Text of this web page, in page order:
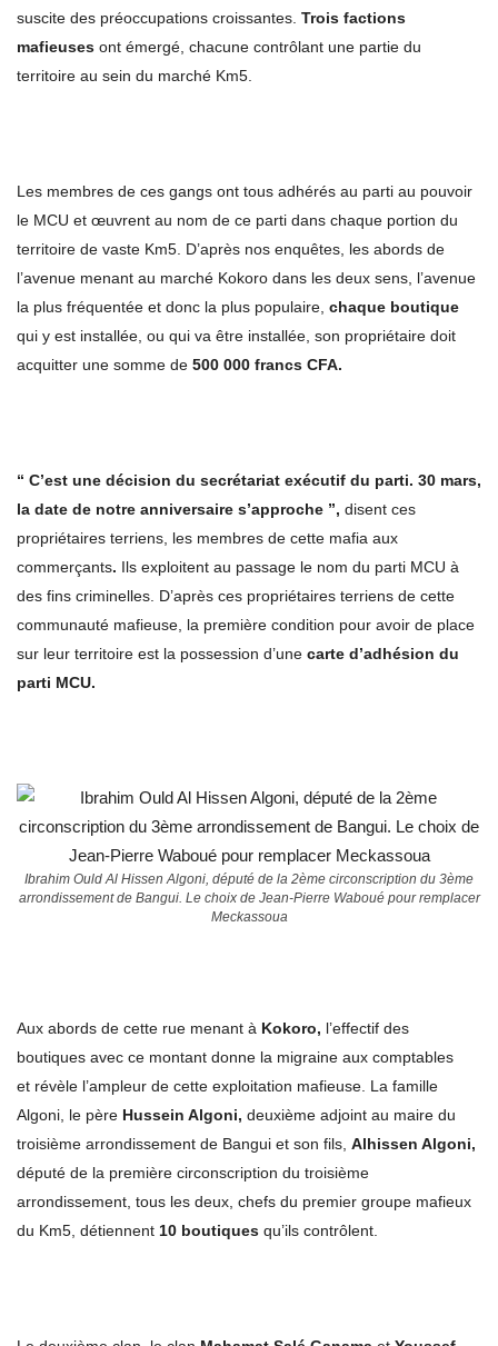
suscite des préoccupations croissantes. Trois factions
mafieuses ont émergé, chacune contrôlant une partie du
territoire au sein du marché Km5.
Les membres de ces gangs ont tous adhérés au parti au pouvoir
le MCU et œuvrent au nom de ce parti dans chaque portion du
territoire de vaste Km5. D’après nos enquêtes, les abords de
l’avenue menant au marché Kokoro dans les deux sens, l’avenue
la plus fréquentée et donc la plus populaire, chaque boutique
qui y est installée, ou qui va être installée, son propriétaire doit
acquitter une somme de 500 000 francs CFA.
“ C’est une décision du secrétariat exécutif du parti. 30 mars,
la date de notre anniversaire s’approche ”, disent ces
propriétaires terriens, les membres de cette mafia aux
commerçants. Ils exploitent au passage le nom du parti MCU à
des fins criminelles. D’après ces propriétaires terriens de cette
communauté mafieuse, la première condition pour avoir de place
sur leur territoire est la possession d’une carte d’adhésion du
parti MCU.
Ibrahim Ould Al Hissen Algoni, député de la 2ème circonscription du 3ème
arrondissement de Bangui. Le choix de Jean-Pierre Waboué pour remplacer
Meckassoua
Aux abords de cette rue menant à Kokoro, l’effectif des
boutiques avec ce montant donne la migraine aux comptables
et révèle l’ampleur de cette exploitation mafieuse. La famille
Algoni, le père Hussein Algoni, deuxième adjoint au maire du
troisième arrondissement de Bangui et son fils, Alhissen Algoni,
député de la première circonscription du troisième
arrondissement, tous les deux, chefs du premier groupe mafieux
du Km5, détiennent 10 boutiques qu’ils contrôlent.